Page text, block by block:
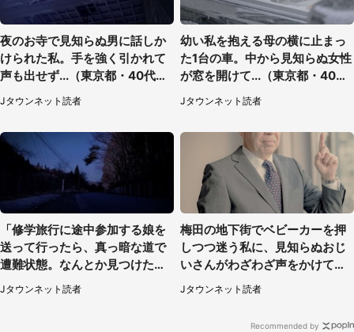
夜のお寺で見知らぬ男に話しか
けられた私。手を強く引かれて
声も出せず...（東京都・40代女
Jタウンネット読者
幼い私を抱える母の横に止まっ
た1台の車。中から見知らぬ女性
が窓を開けて...（東京都・40代
Jタウンネット読者
「修学旅行に途中参加する娘を
送って行ったら、真っ暗な道で
遭難状態。なんとか見つけた民
家に助けを求めると、住人の男
性が...」
Jタウンネット読者
梅田の地下街でベビーカーを押
しつつ迷う私に、見知らぬおじ
いさんがわざわざ声をかけてき
て（兵庫県・30代女性）
Jタウンネット読者
Recommended by